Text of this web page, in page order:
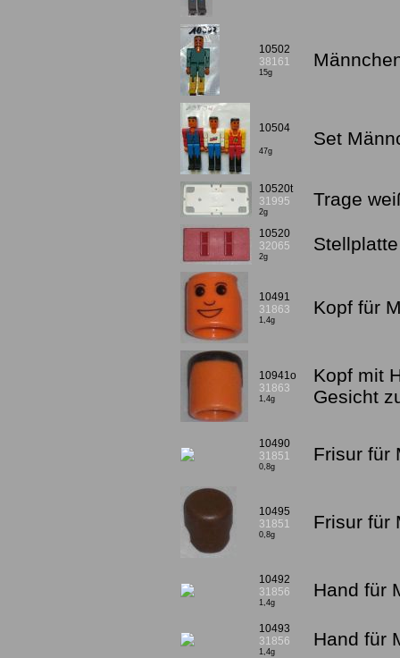
10502
38161
15g
10504
47g
Set
10520t
31995
2g
Trage
10520
32065
2g
10491
31863
1,4g
Kopf für
10941o
31863
1,4g
Kopf mit
Gesicht
10490
31851
0,8g
Frisur für
10495
31851
0,8g
Frisur für
10492
31856
1,4g
Hand für
10493
31856
1,4g
Hand für